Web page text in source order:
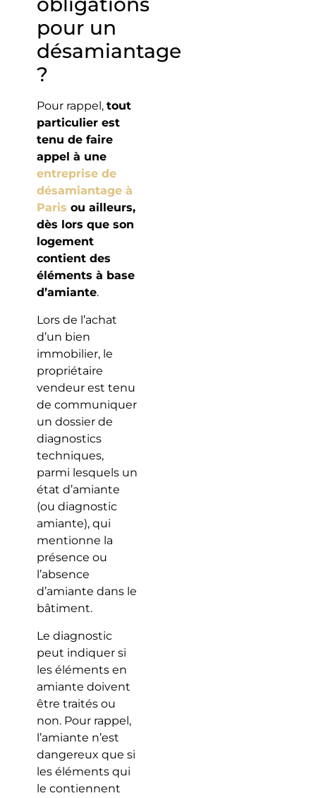
pour un
désamiantage
?
Pour rappel, tout
particulier est
tenu de faire
appel à une
entreprise de
désamiantage à
Paris ou ailleurs,
dès lors que son
logement
contient des
éléments à base
d’amiante.
Lors de l’achat
d’un bien
immobilier, le
propriétaire
vendeur est tenu
de communiquer
un dossier de
diagnostics
techniques,
parmi lesquels un
état d’amiante
(ou diagnostic
amiante), qui
mentionne la
présence ou
l’absence
d’amiante dans le
bâtiment.
Le diagnostic
peut indiquer si
les éléments en
amiante doivent
être traités ou
non. Pour rappel,
l’amiante n’est
dangereux que si
les éléments qui
le contiennent